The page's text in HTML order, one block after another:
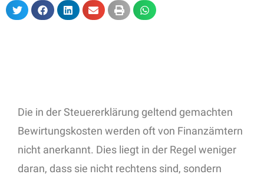
Die in der Steuererklärung geltend gemachten
Bewirtungskosten werden oft von Finanzämtern
nicht anerkannt. Dies liegt in der Regel weniger
daran, dass sie nicht rechtens sind, sondern